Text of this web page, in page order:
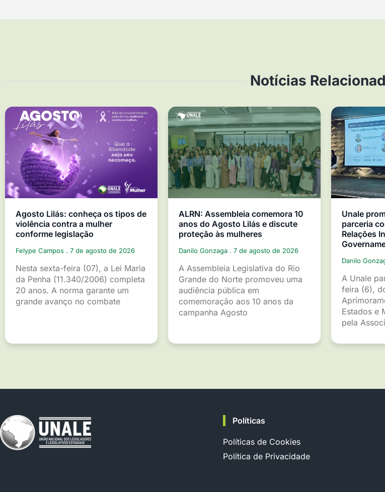
Notícias
Agosto Lilás: conheça os tipos de
violência contra a mulher
conforme legislação
Felype Campos 7 de agosto de 2026
Nesta sexta-feira (07), a Lei Maria
da Penha (11.340/2006) completa
20 anos. A norma garante um
grande avanço no combate
ALRN: Assembleia comemora 10
anos do Agosto Lilás e discute
proteção às mulheres
Danilo Gonzaga 7 de agosto de 2026
A Assembleia Legislativa do Rio
Grande do Norte promoveu uma
audiência pública em
comemoração aos 10 anos da
campanha Agosto
Unale
parceria
Relações
Danilo
A Unale
feira (6),
Estados e
pela
Políticas
Políticas de Cookies
Política de Privacidade